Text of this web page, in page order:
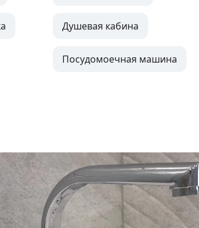
Душевая кабина
Посудомоечная машина